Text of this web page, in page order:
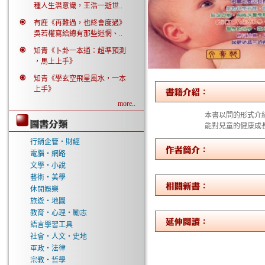
種人生潛意識，王浩一逝世..
有鹿《再難過，也終會度過》
吳若權寫給總有那些迷惘、..
知青《卜卦一本通：超準預測
，馬上上手》
知青《學玄空飛星風水，一本
上手》
more..
行銷企管‧財經
電腦‧網路
文學‧小說
藝術‧美學
休閒娛樂
旅遊‧地圖
教育‧心理‧勵志
語言學習工具
社會‧人文‧史地
軍政‧法律
宗教‧哲學
本書以問的形式介
能對兒童的健康成